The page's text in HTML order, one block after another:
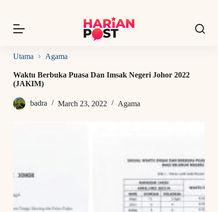
p
o
o
n
Utama Agama
Waktu Berbuka Puasa Dan Imsak Negeri Johor 2022
(JAKIM)
badra March 23, 2022 Agama